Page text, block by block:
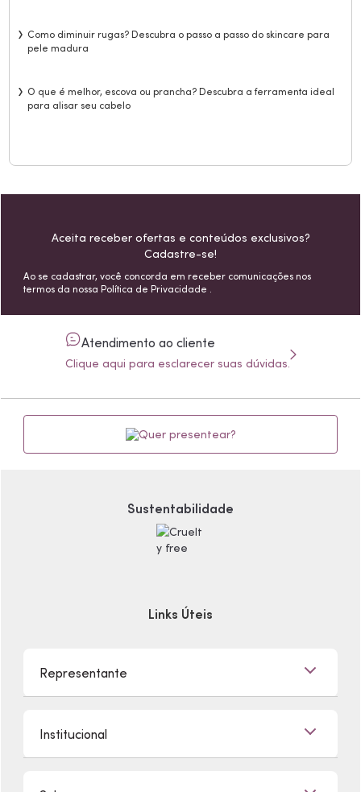
Como diminuir rugas? Descubra o passo a passo do skincare para
pele madura
O que é melhor, escova ou prancha? Descubra a ferramenta ideal
para alisar seu cabelo
Aceita receber ofertas e conteúdos exclusivos?
Cadastre-se!
Ao se cadastrar, você concorda em receber comunicações nos
termos da nossa Política de Privacidade
Atendimento ao cliente
Clique aqui para esclarecer suas dúvidas.
Quer presentear?
Sustentabilidade
Links Úteis
Representante
Quero Ser Representante
Encontre um Representante
Institucional